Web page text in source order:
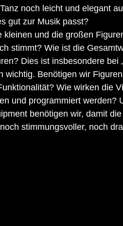
noch leicht und elegant
gut zur Musik passt?
kleinen und die großen
stimmt? Wie ist die
Dies ist insbesondere bei
wichtig. Benötigen wir
Wie wirken die
und programmiert werden?
benötigen wir, damit
stimmungsvoller, noch